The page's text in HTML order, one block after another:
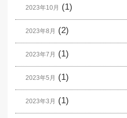
2023年10月 (1)
2023年8月 (2)
2023年7月 (1)
2023年5月 (1)
2023年3月 (1)